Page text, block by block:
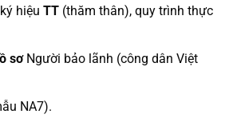
hiệu TT (thăm thân), quy trình thực
sơNgười bảo lãnh (công dân Việt
NA7).